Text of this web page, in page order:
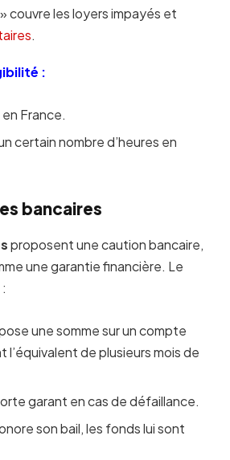
couvre les loyers impayés et
.
:
France.
certain nombre d’heures en
bancaires
proposent une caution bancaire,
une garantie financière. Le
une somme sur un compte
l’équivalent de plusieurs mois de
garant en cas de défaillance.
son bail, les fonds lui sont